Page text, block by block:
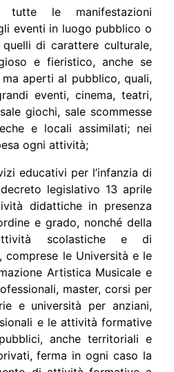
le manifestazioni
eventi in luogo pubblico o
di carattere culturale,
e fieristico, anche se
aperti al pubblico, quali,
eventi, cinema, teatri,
giochi, sale scommesse
e locali assimilati; nei
ogni attività;
educativi per l’infanzia di
legislativo 13 aprile
didattiche in presenza
e grado, nonché della
scolastiche e di
comprese le Università e le
Artistica Musicale e
master, corsi per
e università per anziani,
e le attività formative
anche territoriali e
ferma in ogni caso la